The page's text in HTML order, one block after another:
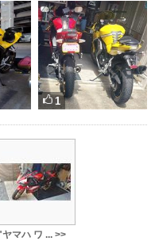
1
マハ ワ ... >>